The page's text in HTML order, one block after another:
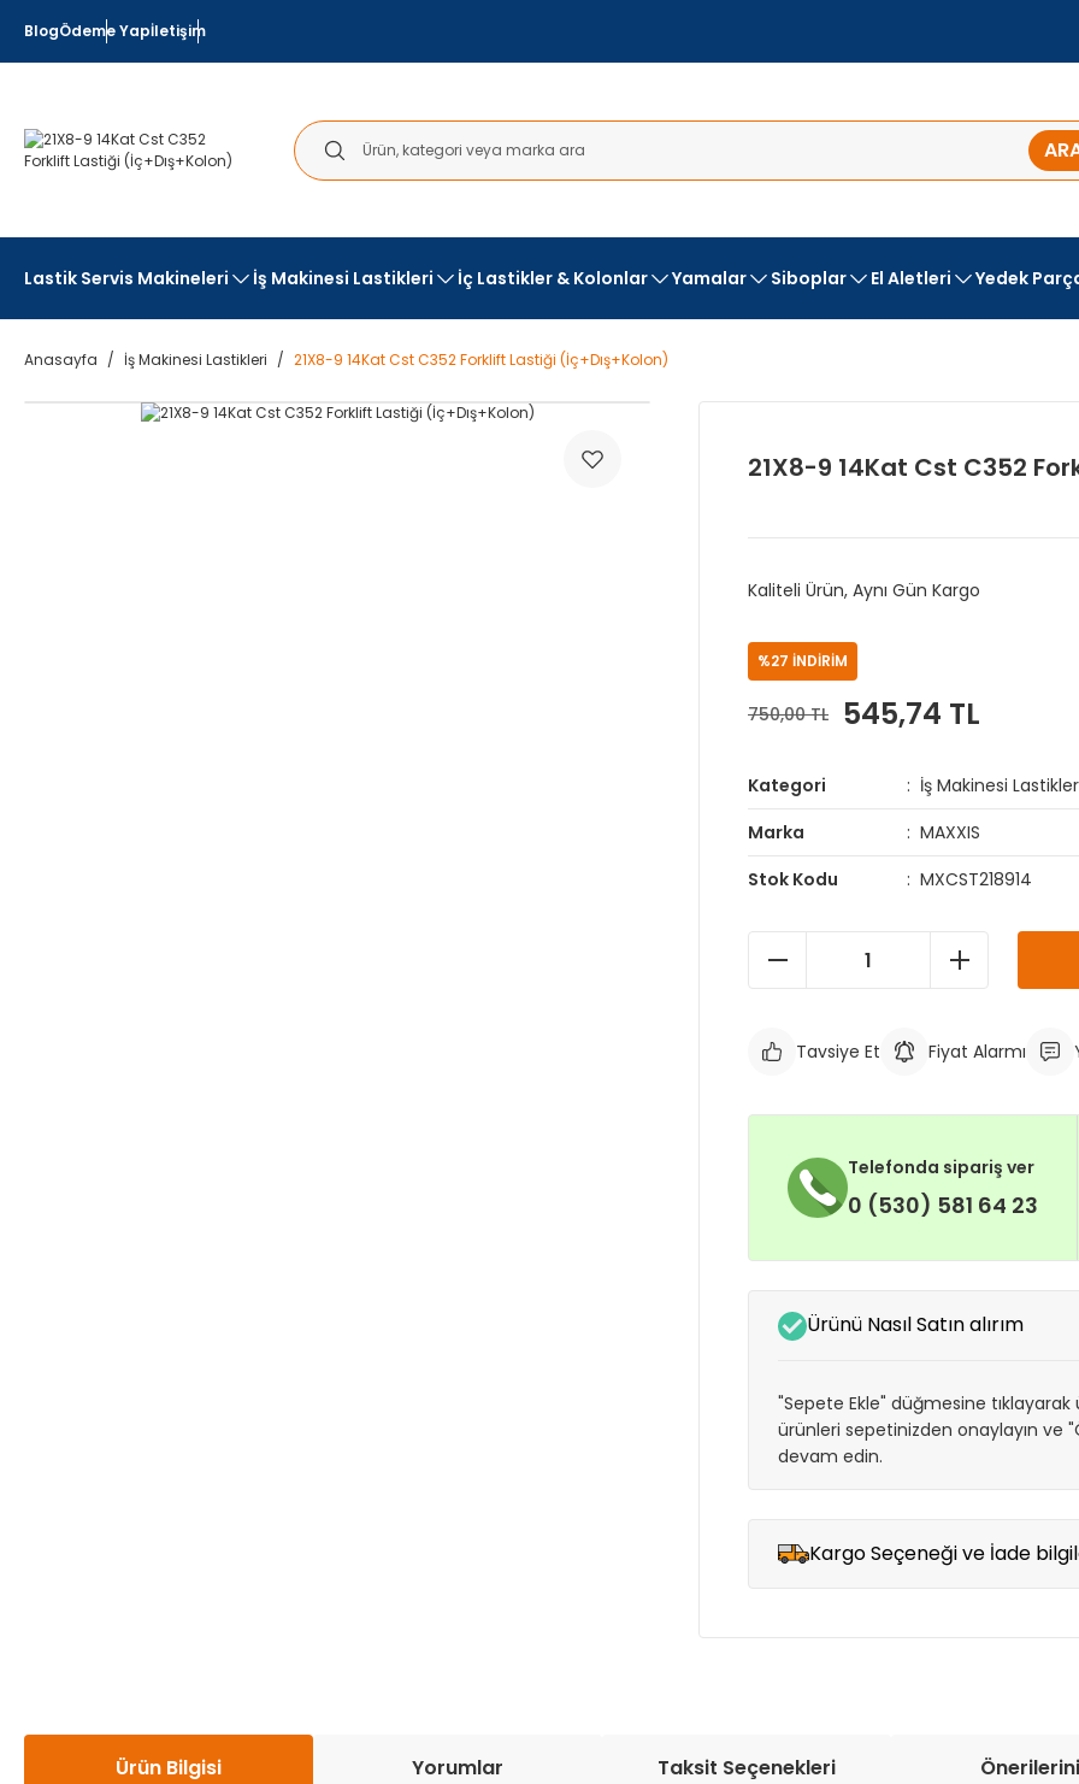
BlogÖdeme Yapİletişim
Lastik Servis Makineleri İş Makinesi Lastikleri İç Lastikler & Kolonlar Yamalar Siboplar El Aletleri Yedek
Anasayfa İş Makinesi Lastikleri 21X8-9 14Kat Cst C352 Forklift Lastiği (İç+Dış+Kolon)
21X8-9 14Kat Cst C352
Kaliteli Ürün, Aynı Gün Kargo
%27 İNDİRİM
750,00 TL 545,74 TL
Kategori
İş Makinesi
Marka
MAXXIS
Stok Kodu
MXCST218914
Tavsiye Et Fiyat Alarmı
Telefonda sipariş ver
0 (530) 581 64 23
Ürünü Nasıl Satın alırım
"Sepete Ekle" düğmesine
ürünleri sepetinizden onaylayın ve
devam edin.
Kargo Seçeneği ve İade
Ürün Bilgisi Yorumlar Taksit Seçenekleri